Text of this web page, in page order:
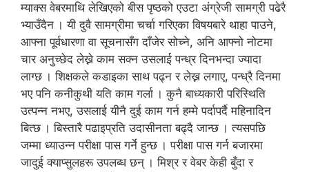
म्याक्स वेबरमाथि लेखिएको बीस पृष्ठको एउटा अंग्रेजी सामग्री पढेरै
भ्याउँदैन । यी दुवै सामग्रीमा चर्चा गरिएका विषयबारे थाहा पाउने,
आफ्ना पूर्वधारणा वा सूचनासँग दाँजेर सोच्ने, अनि आफ्नो नोटमा
चार अनुच्छेद लेख्ने काम सक्न उसलाई पन्ध्र दिनभन्दा ज्यादा
लाग्छ । शिक्षकले कडाइका साथ पढ्न र लेख्न लगाए, पन्ध्रै दिनमा
भए पनि कनीकुथी यति काम गर्ला । कुनै बाध्यकारी परिस्थिति
उत्पन्न नभए, उसलाई यीनै दुई काम गर्न हम्मे पर्दापर्दै महिनादिन
बित्छ । बिस्तारै पढाइप्रति उदासीनता बढ्दै जान्छ । त्यसपछि
जम्मा ध्याउन्न परीक्षा पास गर्ने हुन्छ । परीक्षा पास गर्न बजारमा
जादुई क्याप्सुलहरू उपलब्ध छन् । मिश्र र वेबर केही बुँदा र